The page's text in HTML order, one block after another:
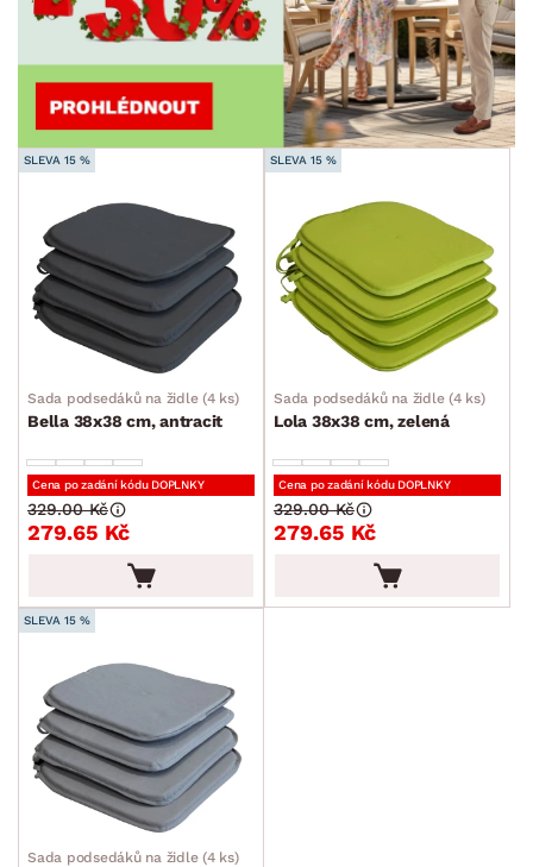
SLEVA 15 %
Sada podsedáků na židle (4 ks)
Bella 38x38 cm, antracit
Cena po zadání kódu DOPLNKY
279.65 Kč
329.00 Kč
SLEVA 15 %
Sada podsedáků na židle (4 ks)
Lola 38x38 cm, zelená
Cena po zadání kódu DOPLNKY
279.65 Kč
329.00 Kč
SLEVA 15 %
Sada podsedáků na židle (4 ks)